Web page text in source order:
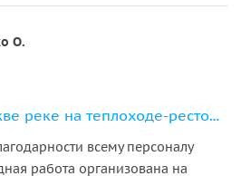
О.
Ройал-круиз по Москве реке на теплоходе-ресторане
всему персоналу
работа организована на